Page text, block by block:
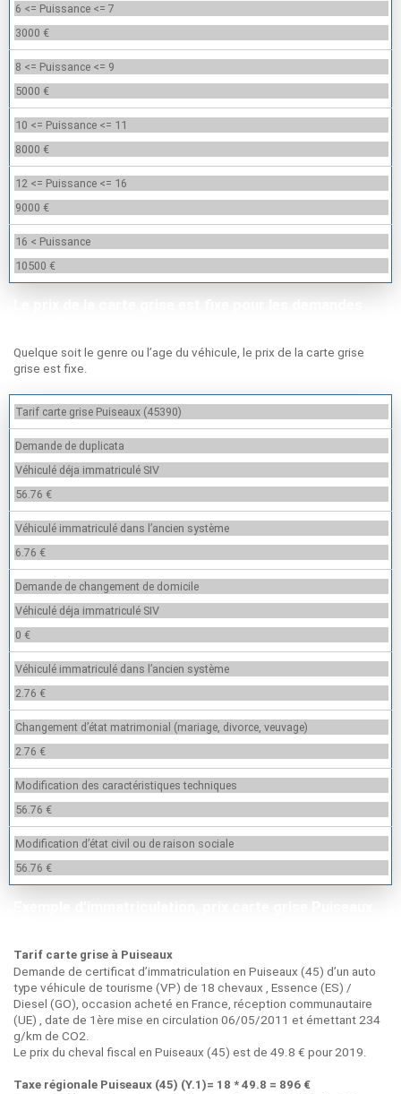
6 <= Puissance <= 7
3000 €
8 <= Puissance <= 9
5000 €
10 <= Puissance <= 11
8000 €
12 <= Puissance <= 16
9000 €
16 < Puissance
10500 €
Quelque soit le genre ou l’age du véhicule, le prix de la carte grise
grise est fixe.
Tarif carte grise Puiseaux (45390)
Demande de duplicata
Véhiculé déja immatriculé SIV
56.76 €
Véhiculé immatriculé dans l’ancien système
6.76 €
Demande de changement de domicile
Véhiculé déja immatriculé SIV
0 €
Véhiculé immatriculé dans l’ancien système
2.76 €
Changement d’état matrimonial (mariage, divorce, veuvage)
2.76 €
Modification des caractéristiques techniques
56.76 €
Modification d’état civil ou de raison sociale
56.76 €
Tarif carte grise à Puiseaux
Demande de certificat d’immatriculation en Puiseaux (45) d’un auto
type véhicule de tourisme (VP) de 18 chevaux , Essence (ES) /
Diesel (GO), occasion acheté en France, réception communautaire
(UE) , date de 1ère mise en circulation 06/05/2011 et émettant 234
g/km de CO2.
Le prix du cheval fiscal en Puiseaux (45) est de 49.8 € pour 2019.
Taxe régionale Puiseaux (45) (Y.1)= 18 * 49.8 = 896 €